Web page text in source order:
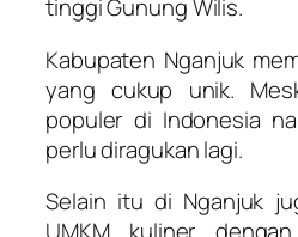
tinggi Gunung Wilis.
Kabupaten Nganjuk
yang cukup unik.
populer di Indonesia
perlu diragukan lagi.
Selain itu di Nganjuk